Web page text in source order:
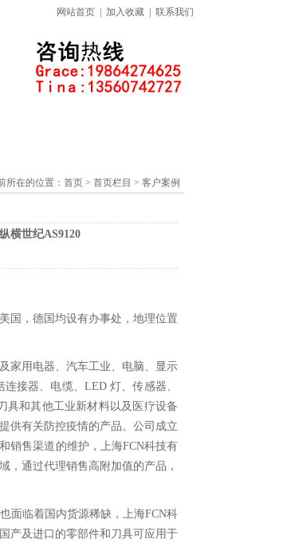
网站首页 加入收藏 联系我们
所在的位置： 首页> 首页栏目 > 客户案例
横世纪AS9120
国，德国均设有办事处，地理位置
家用电器、汽车工业、电脑、显示
接器、电缆、LED 灯、传感器、
具和其他工业新材料以及医疗设备
供有关防控疫情的产品。公司成立
销售渠道的维护，上海FCN科技有
，通过代理销售高附加值的产品，
面临着国内货源稀缺，上海FCN科
产及进口的零部件和刀具可应用于